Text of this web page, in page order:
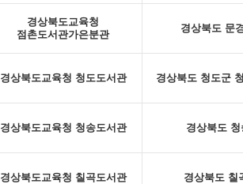
경상북도교육청
점촌도서관가은분관
경상북도 문
경상북도교육청 청도도서관 경상북도 청도군
경상북도교육청 청송도서관 경상북도
경상북도교육청 칠곡도서관 경상북도 칠